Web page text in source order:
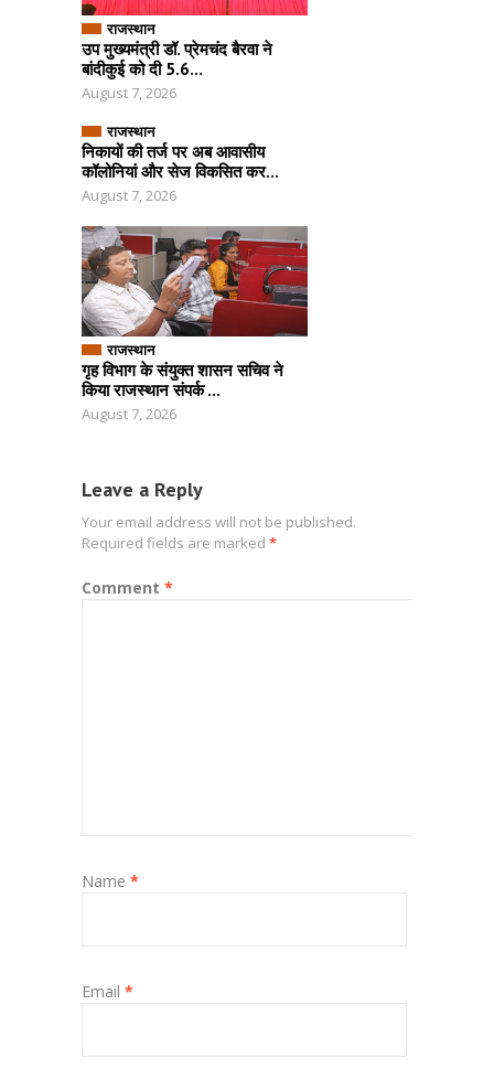
राजस्थान
उप मुख्यमंत्री डॉ. प्रेमचंद बैरवा ने
बांदीकुई को दी 5.6...
August 7, 2026
राजस्थान
निकायों की तर्ज पर अब आवासीय
कॉलोनियां और सेज विकसित कर...
August 7, 2026
राजस्थान
गृह विभाग के संयुक्त शासन सचिव ने
किया राजस्थान संपर्क ...
August 7, 2026
Leave a Reply
Your email address will not be published.
Required fields are marked *
Comment *
Name *
Email *